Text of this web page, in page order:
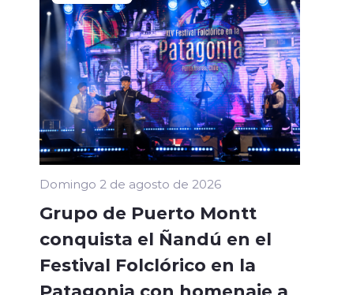
Domingo 2 de agosto de 2026
Grupo de Puerto Montt
conquista el Ñandú en el
Festival Folclórico en la